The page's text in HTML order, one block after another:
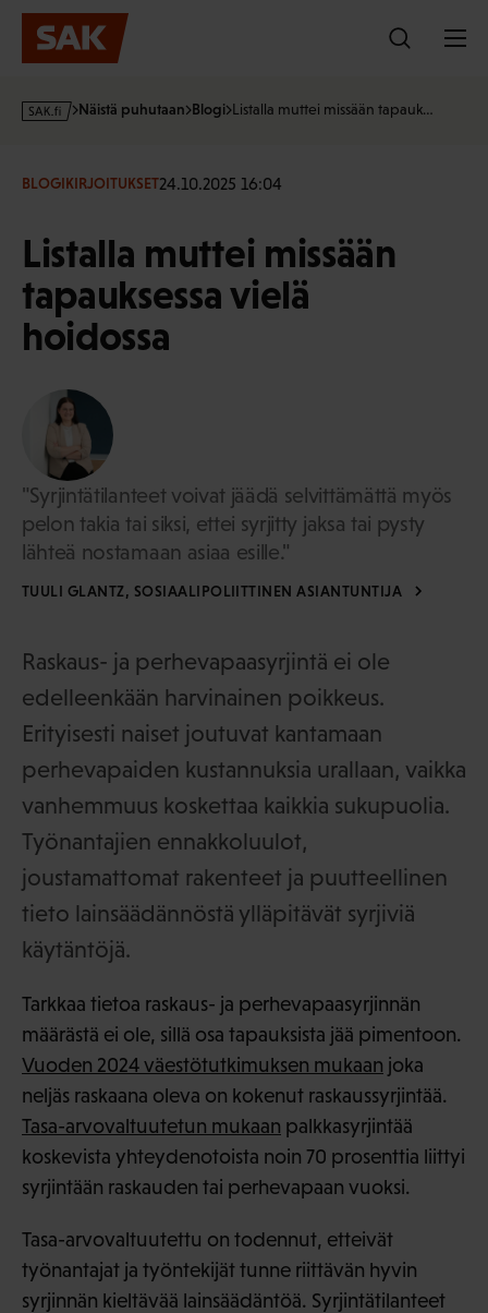
Hyppää
sisältöön
s
·
Näistä puhutaan Blogi Listalla muttei missään tapauk…
BLOGIKIRJOITUKSET24.10.2025 16:04
Listalla muttei missään
tapauksessa vielä
hoidossa
"Syrjintätilanteet voivat jäädä selvittämättä myös
pelon takia tai siksi, ettei syrjitty jaksa tai pysty
lähteä nostamaan asiaa esille."
TUULI GLANTZ, SOSIAALIPOLIITTINEN ASIANTUNTIJA
Raskaus- ja perhevapaasyrjintä ei ole
edelleenkään harvinainen poikkeus.
Erityisesti naiset joutuvat kantamaan
perhevapaiden kustannuksia urallaan, vaikka
vanhemmuus koskettaa kaikkia sukupuolia.
Työnantajien ennakkoluulot,
joustamattomat rakenteet ja puutteellinen
tieto lainsäädännöstä ylläpitävät syrjiviä
käytäntöjä.
Tarkkaa tietoa raskaus- ja perhevapaasyrjinnän
määrästä ei ole, sillä osa tapauksista jää pimentoon.
Vuoden 2024 väestötutkimuksen mukaan joka
neljäs raskaana oleva on kokenut raskaussyrjintää.
Tasa-arvovaltuutetun mukaan palkkasyrjintää
koskevista yhteydenotoista noin 70 prosenttia liittyi
syrjintään raskauden tai perhevapaan vuoksi.
Tasa-arvovaltuutettu on todennut, etteivät
työnantajat ja työntekijät tunne riittävän hyvin
syrjinnän kieltävää lainsäädäntöä. Syrjintätilanteet